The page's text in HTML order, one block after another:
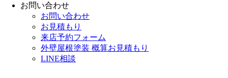
お問い合わせ
お問い合わせ
お見積もり
来店予約フォーム
外壁屋根塗装 概算お見積もり
LINE相談